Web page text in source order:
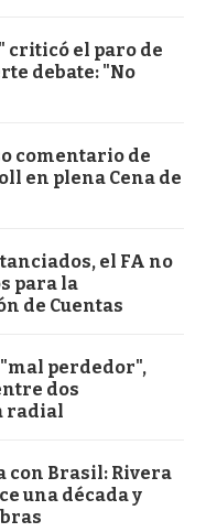
criticó el paro de
debate: "No
comentario de
en plena Cena de
el FA no
para la
de Cuentas
perdedor",
dos
radial
con Brasil: Rivera
una década y